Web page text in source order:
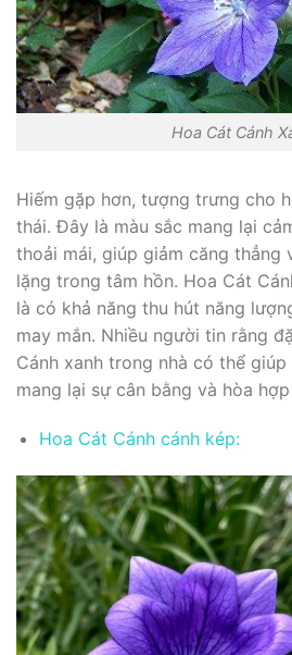
Hoa Cát Cánh
Hiếm gặp hơn, tượng trưng cho
thái. Đây là màu sắc mang lại
thoải mái, giúp giảm căng thẳng
lặng trong tâm hồn. Hoa Cát
là có khả năng thu hút năng
may mắn. Nhiều người tin rằng
Cánh xanh trong nhà có thể
mang lại sự cân bằng và hòa
Hoa Cát Cánh cánh kép: